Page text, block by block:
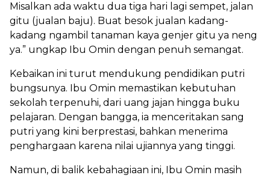
Misalkan ada waktu dua tiga hari lagi sempet, jalan
gitu (jualan baju). Buat besok jualan kadang-
kadang ngambil tanaman kaya genjer gitu ya neng
ya.” ungkap Ibu Omin dengan penuh semangat.
Kebaikan ini turut mendukung pendidikan putri
bungsunya. Ibu Omin memastikan kebutuhan
sekolah terpenuhi, dari uang jajan hingga buku
pelajaran. Dengan bangga, ia menceritakan sang
putri yang kini berprestasi, bahkan menerima
penghargaan karena nilai ujiannya yang tinggi.
Namun, di balik kebahagiaan ini, Ibu Omin masih